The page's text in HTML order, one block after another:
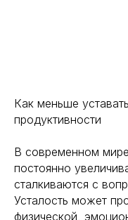
Как меньше
продуктивности
В современном
постоянно
сталкиваются с
Усталость может
физической,